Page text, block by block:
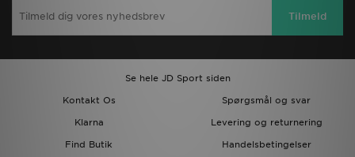
Tilmeld
Se hele JD Sport siden
Kontakt Os
Spørgsmål og svar
Klarna
Levering og returnering
Find Butik
Handelsbetingelser